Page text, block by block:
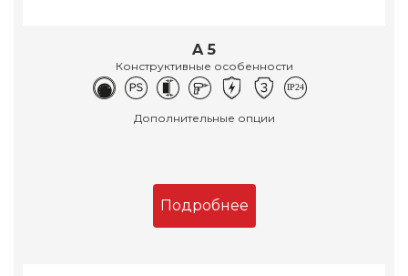
A 5
Конструктивные особенности
Дополнительные опции
Подробнее